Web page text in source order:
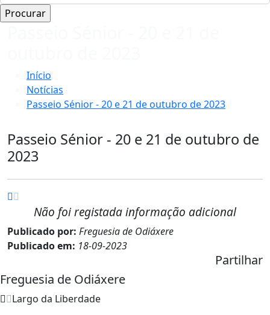
Início
Notícias
Passeio Sénior - 20 e 21 de outubro de 2023
Passeio Sénior - 20 e 21 de outubro de
2023
Não foi registada informação adicional
Publicado por: Freguesia de Odiáxere
Publicado em: 18-09-2023
Partilhar
Freguesia de Odiáxere
Largo da Liberdade